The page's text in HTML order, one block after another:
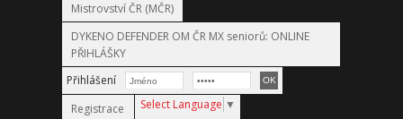
Mistrovství ČR (MČR)
DYKENO DEFENDER OM ČR MX seniorů: ONLINE
PŘIHLÁŠKY
Přihlášení
Registrace
Select Language ▼